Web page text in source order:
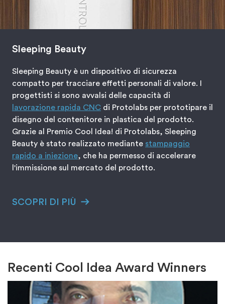
Sleeping Beauty
Sleeping Beauty è un dispositivo di sicurezza
compatto per tracciare effetti personali di valore. I
progettisti si sono avvalsi delle capacità di
lavorazione rapida CNC di Protolabs per prototipare il
disegno del contenitore in plastica del prodotto.
Grazie al Premio Cool Idea! di Protolabs, Sleeping
Beauty è stato realizzato mediante stampaggio
rapido a iniezione, che ha permesso di accelerare
l'immissione sul mercato del prodotto.
SCOPRI DI PIÙ
Recenti Cool Idea Award Winners